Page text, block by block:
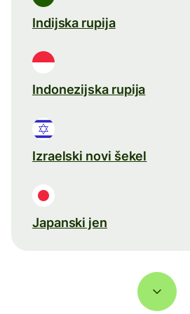
Indijska rupija
Indonezijska rupija
Izraelski novi šekel
Japanski jen